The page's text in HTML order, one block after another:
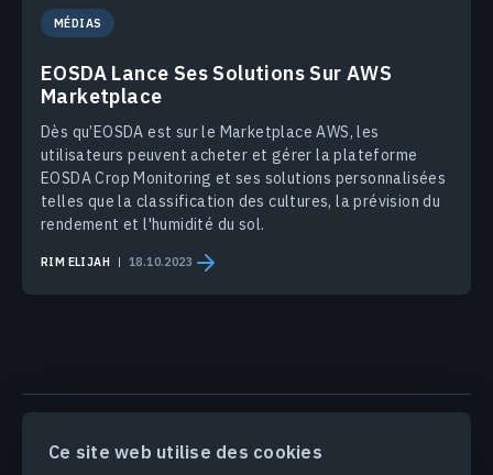
Ce site web utilise des cookies
MÉDIAS
EOSDA Lance Ses Solutions Sur AWS
Marketplace
Dès qu’EOSDA est sur le Marketplace AWS, les
utilisateurs peuvent acheter et gérer la plateforme
EOSDA Crop Monitoring et ses solutions personnalisées
telles que la classification des cultures, la prévision du
rendement et l'humidité du sol.
RIM ELIJAH 18.10.2023